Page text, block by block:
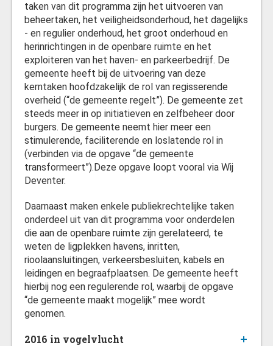
taken van dit programma zijn het uitvoeren van
beheertaken, het veiligheidsonderhoud, het dagelijks
- en regulier onderhoud, het groot onderhoud en
herinrichtingen in de openbare ruimte en het
exploiteren van het haven- en parkeerbedrijf. De
gemeente heeft bij de uitvoering van deze
kerntaken hoofdzakelijk de rol van regisserende
overheid (“de gemeente regelt”). De gemeente zet
steeds meer in op initiatieven en zelfbeheer door
burgers. De gemeente neemt hier meer een
stimulerende, faciliterende en loslatende rol in
(verbinden via de opgave “de gemeente
transformeert”).Deze opgave loopt vooral via Wij
Deventer.
Daarnaast maken enkele publiekrechtelijke taken
onderdeel uit van dit programma voor onderdelen
die aan de openbare ruimte zijn gerelateerd, te
weten de ligplekken havens, inritten,
rioolaansluitingen, verkeersbesluiten, kabels en
leidingen en begraafplaatsen. De gemeente heeft
hierbij nog een regulerende rol, waarbij de opgave
“de gemeente maakt mogelijk” mee wordt
genomen.
2016 in vogelvlucht